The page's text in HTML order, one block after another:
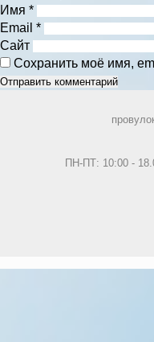
Имя *
Email *
Сайт
Сохранить моё имя,
ПН-ПТ: 10:00 -